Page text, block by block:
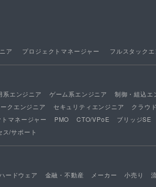
ア プロジェクトマネージャー フルスタック
系エンジニア ゲーム系エンジニア 制御・組込エ
クエンジニア セキュリティエンジニア クラウ
マネージャー PMO CTO/VPoE ブリッジSE
/サポート
ードウェア 金融・不動産 メーカー 小売り